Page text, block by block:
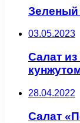
Зеленый
03.05.2023
Салат
28.04.2022
Салат